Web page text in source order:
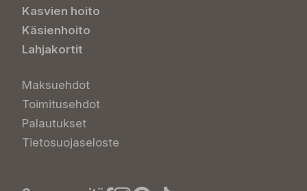
Kasvien hoito
Käsienhoito
Lahjakortit
Maksuehdot
Toimitusehdot
Palautukset
Tietosuojaseloste